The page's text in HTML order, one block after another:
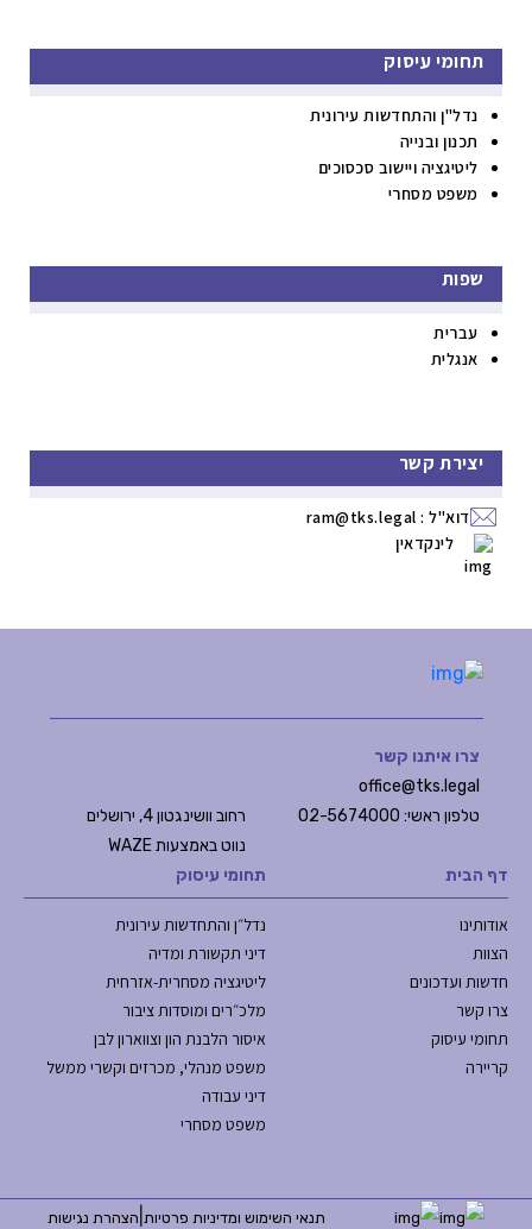
תחומי עיסוק
נדל"ן והתחדשות עירונית
תכנון ובנייה
ליטיגציה ויישוב סכסוכים
משפט מסחרי
שפות
עברית
אנגלית
יצירת קשר
דוא"ל : ram@tks.legal
לינקדאין
דף הבית
אודותינו
הצוות
חדשות ועדכונים
צרו קשר
תחומי עיסוק
קריירה
תחומי עיסוק
נדל״ן והתחדשות עירונית
דיני תקשורת ומדיה
ליטיגציה מסחרית-אזרחית
מלכ״רים ומוסדות ציבור
איסור הלבנת הון וצווארון לבן
משפט מנהלי, מכרזים וקשרי ממשל
דיני עבודה
משפט מסחרי
צרו איתנו קשר
office@tks.legal
טלפון ראשי: 02-5674000
רחוב וושינגטון 4, ירושלים
נווט באמצעות WAZE
הצהרת נגישות תנאי השימוש ומדיניות פרטיות